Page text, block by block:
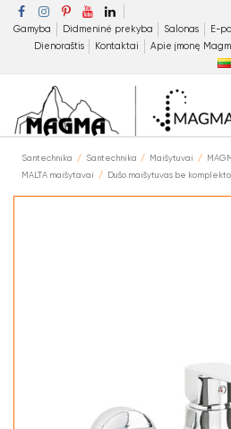
Gamyba Didmeninė prekyba Salonas E-
Dienoraštis
Kontaktai Apie įmonę
Santechnika Santechnika Maišytuvai
MALTA maišytavai
Dušo maišytuvas be komplekto